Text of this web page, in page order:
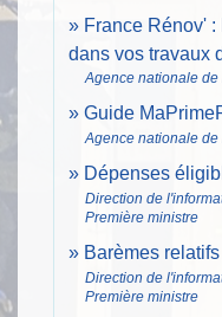
France Rénov'
dans vos travaux
Agence nationale
Guide
Agence nationale
Dépenses
Direction de
Première ministre
Barèmes
Direction de
Première ministre